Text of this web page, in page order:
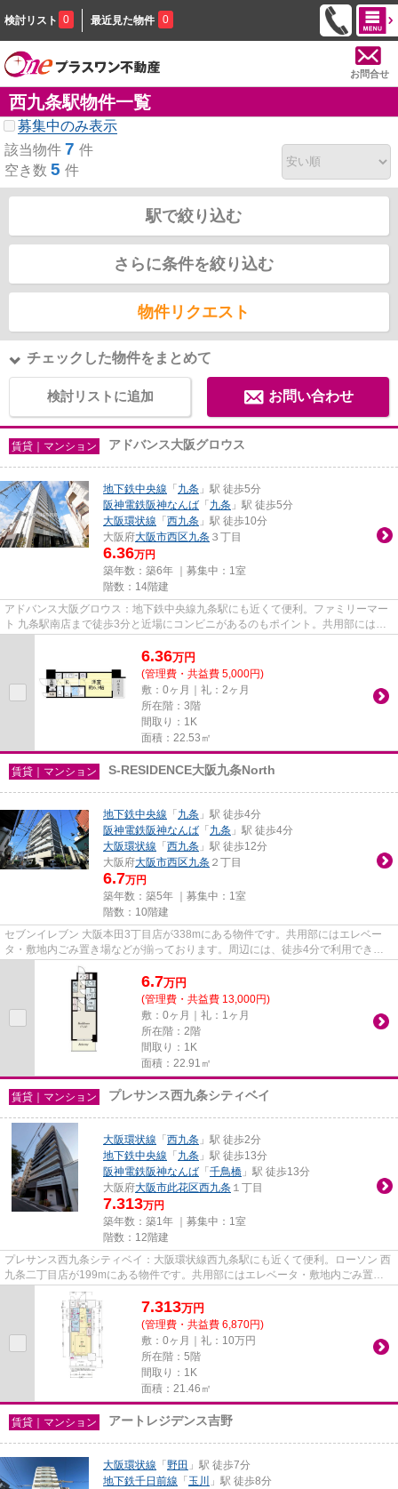
検討リスト 0 最近見た物件 0
お問合せ
西九条駅物件一覧
募集中のみ表示
該当物件 7 件
空き数 5 件
駅で絞り込む
さらに条件を絞り込む
物件リクエスト
チェックした物件をまとめて
検討リストに追加 お問い合わせ
賃貸｜マンション アドバンス大阪グロウス
地下鉄中央線 「 九条 」駅 徒歩5分
阪神電鉄阪神なんば 「 九条 」駅 徒歩5分
大阪環状線 「 西九条 」駅 徒歩10分
大阪府大阪市西区九条 ３丁目
6.36万円
築年数：築6年 ｜募集中： 1室
階数：14階建
アドバンス大阪グロウス：地下鉄中央線九条駅にも近くて便利。ファミリーマー
ト 九条駅南店まで徒歩3分と近場にコンビニがあるのもポイント。共用部にはエ
6.36万円
(管理費・共益費 5,000円)
敷：0ヶ月｜礼：2ヶ月
所在階：3階
間取り：1K
面積：22.53㎡
賃貸｜マンション S-RESIDENCE大阪九条North
地下鉄中央線 「 九条 」駅 徒歩4分
阪神電鉄阪神なんば 「 九条 」駅 徒歩4分
大阪環状線 「 西九条 」駅 徒歩12分
大阪府大阪市西区九条 ２丁目
6.7万円
築年数：築5年 ｜募集中： 1室
階数：10階建
セブンイレブン 大阪本田3丁目店が338mにある物件です。共用部にはエレベー
タ・敷地内ごみ置き場などが揃っております。周辺には、徒歩4分で利用できる
駅があります。こちらの物件はマ...
6.7万円
(管理費・共益費 13,000円)
敷：0ヶ月｜礼：1ヶ月
所在階：2階
間取り：1K
面積：22.91㎡
賃貸｜マンション プレサンス西九条シティベイ
大阪環状線 「 西九条 」駅 徒歩2分
地下鉄中央線 「 九条 」駅 徒歩13分
阪神電鉄阪神なんば 「 千鳥橋 」駅 徒歩13分
大阪府大阪市此花区西九条 １丁目
7.313万円
築年数：築1年 ｜募集中： 1室
階数：12階建
プレサンス西九条シティベイ：大阪環状線西九条駅にも近くて便利。ローソン 西
九条二丁目店が199mにある物件です。共用部にはエレベータ・敷地内ごみ置き
場などが備わっておりとても充...
7.313万円
(管理費・共益費 6,870円)
敷：0ヶ月｜礼：10万円
所在階：5階
間取り：1K
面積：21.46㎡
賃貸｜マンション アートレジデンス吉野
大阪環状線 「 野田 」駅 徒歩7分
地下鉄千日前線 「 玉川
」駅 徒歩8分